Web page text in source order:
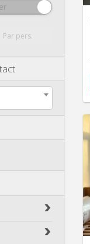
Par pers.